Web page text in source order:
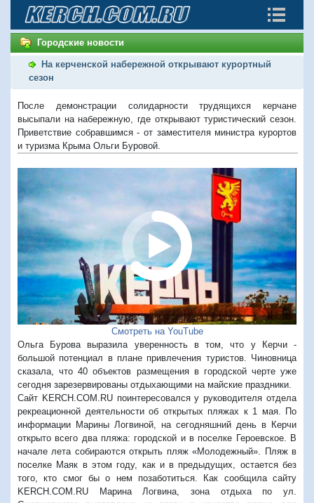
Городские новости
На керченской набережной открывают курортный
сезон
После демонстрации солидарности трудящихся керчане
высыпали на набережную, где открывают туристический сезон.
Приветствие собравшимся - от заместителя министра курортов
и туризма Крыма Ольги Буровой.
Смотреть на YouTube
Ольга Бурова выразила уверенность в том, что у Керчи -
большой потенциал в плане привлечения туристов. Чиновница
сказала, что 40 объектов размещения в городской черте уже
сегодня зарезервированы отдыхающими на майские праздники.
Сайт KERCH.COM.RU поинтересовался у руководителя отдела
рекреационной деятельности об открытых пляжах к 1 мая. По
информации Марины Логвиной, на сегодняшний день в Керчи
открыто всего два пляжа: городской и в поселке Героевское. В
начале лета собираются открыть пляж «Молодежный». Пляж в
поселке Маяк в этом году, как и в предыдущих, остается без
того, кто смог бы о нем позаботиться. Как сообщила сайту
KERCH.COM.RU Марина Логвина, зона отдыха по ул.